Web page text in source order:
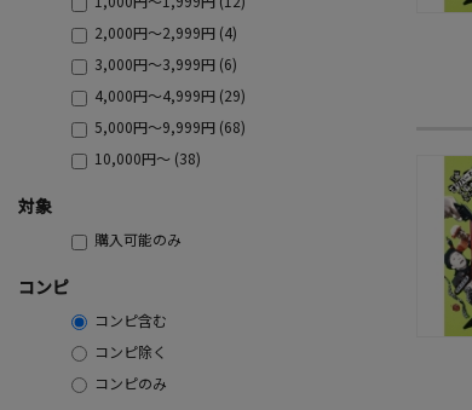
2,000円～2,999円 (4)
3,000円～3,999円 (6)
4,000円～4,999円 (29)
5,000円～9,999円 (68)
10,000円～ (38)
対象
購入可能のみ
コンピ
コンピ含む
コンピ除く
コンピのみ